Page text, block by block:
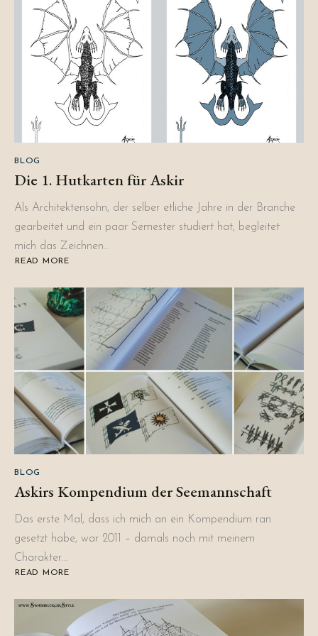
BLOG
Die 1. Hutkarten für Askir
Als Architektensohn, der selber etliche Jahre in der Branche
gearbeitet und ein paar Semester studiert hat, begleitet
mich das Zeichnen…
READ MORE
ABOUT
HUTKARTEN
FÜR
ASKIR
BLOG
Askirs Kompendium der Seemannschaft
Das erste Mal, dass ich mich an ein Kompendium ran
gesetzt habe, war 2011 – damals noch mit meinem
Charakter…
READ MORE
ABOUT
DER
SEEMANNSCHAFT